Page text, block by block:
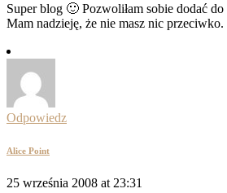
Super blog 🙂 Pozwoliłam sobie dodać
Mam nadzieję, że nie masz nic
Odpowiedz
Alice Point
25 września 2008 at 23:31